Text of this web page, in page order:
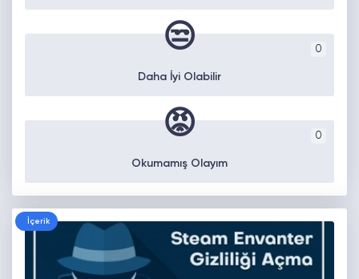
0
😒
Daha İyi Olabilir
0
😡
Okumamış Olayım
İçerik